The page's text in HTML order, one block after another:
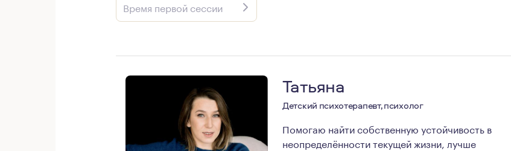
Время первой сессии
Татьяна
Детский психотерапевт, психолог
Помогаю найти собственную устойчивость в
неопределённости текущей жизни, лучше